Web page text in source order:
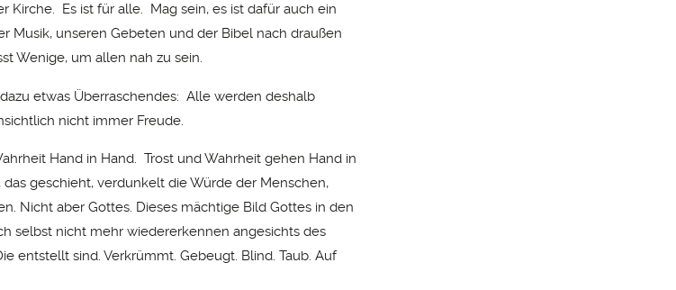
Kirche. Es ist für alle. Mag sein, es ist dafür auch ein
Musik, unseren Gebeten und der Bibel nach draußen
Wenige, um allen nah zu sein.
etwas Überraschendes: Alle werden deshalb
nicht immer Freude.
Hand in Hand. Trost und Wahrheit gehen Hand in
geschieht, verdunkelt die Würde der Menschen,
Nicht aber Gottes. Dieses mächtige Bild Gottes in den
selbst nicht mehr wiedererkennen angesichts des
entstellt sind. Verkrümmt. Gebeugt. Blind. Taub. Auf